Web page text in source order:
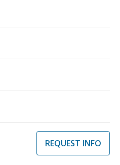
REQUEST INFO